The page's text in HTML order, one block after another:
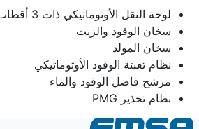
لوحة النقل الأوتوماتيكي ذات 3 أقطاب / 4 أعمدة (A.T.S.)
سخان الوقود والزيت
سخان المولد
نظام تعبئة الوقود الأوتوماتيكي
مرشح فاصل الوقود والماء
نظام تحذير PMG